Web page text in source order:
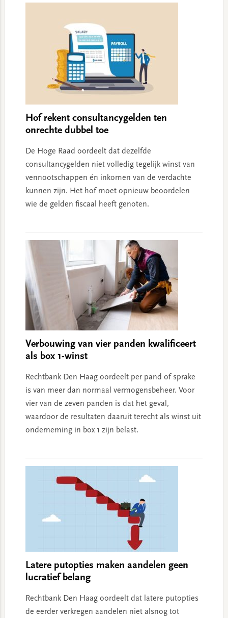
Hof rekent consultancygelden ten
onrechte dubbel toe
De Hoge Raad oordeelt dat dezelfde
consultancygelden niet volledig tegelijk winst van
vennootschappen én inkomen van de verdachte
kunnen zijn. Het hof moet opnieuw beoordelen
wie de gelden fiscaal heeft genoten.
Verbouwing van vier panden kwalificeert
als box 1-winst
Rechtbank Den Haag oordeelt per pand of sprake
is van meer dan normaal vermogensbeheer. Voor
vier van de zeven panden is dat het geval,
waardoor de resultaten daaruit terecht als winst uit
onderneming in box 1 zijn belast.
Latere putopties maken aandelen geen
lucratief belang
Rechtbank Den Haag oordeelt dat latere putopties
de eerder verkregen aandelen niet alsnog tot